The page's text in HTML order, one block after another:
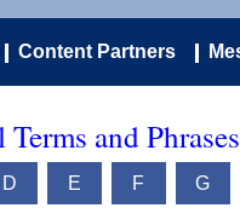
Content Partners
and
D E F G